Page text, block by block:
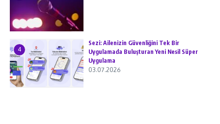
4
Sezi: Ailenizin Güvenliğini Tek Bir
Uygulamada Buluşturan Yeni Nesil Süper
Uygulama
03.07.2026